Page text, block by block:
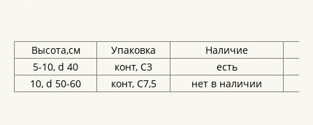
Высота,см Упаковка Наличие
5-10, d 40
конт, С3 есть
10, d 50-60
конт, С7,5 нет в наличии